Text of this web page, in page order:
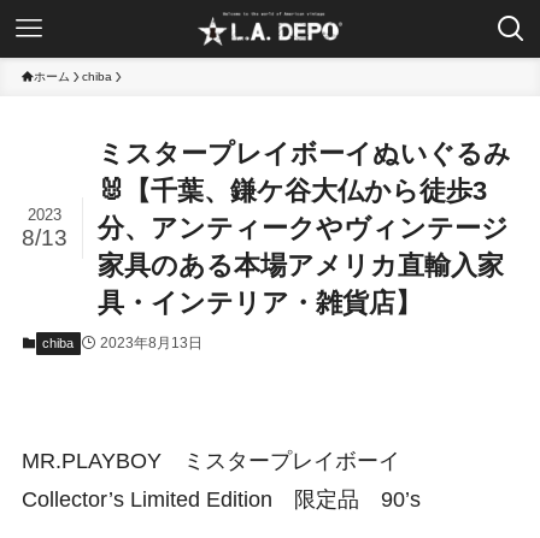
ホーム chiba
ミスタープレイボーイぬいぐるみ
🐰【千葉、鎌ケ谷大仏から徒歩3
分、アンティークやヴィンテージ
家具のある本場アメリカ直輸入家
具・インテリア・雑貨店】
2023
8/13
chiba 2023年8月13日
MR.PLAYBOY ミスタープレイボーイ
Collector’s Limited Edition 限定品 90’s